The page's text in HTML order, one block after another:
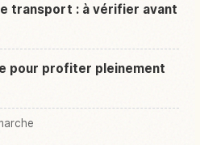
transport : à vérifier avant
pour profiter pleinement